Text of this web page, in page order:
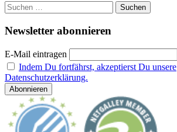
Suchen
nach:
Newsletter abonnieren
E-Mail eintragen
Indem Du fortfährst, akzeptierst Du unsere
Datenschutzerklärung.